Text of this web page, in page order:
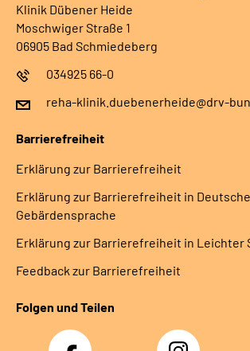
Klinik Dübener Heide
Moschwiger Straße 1
06905 Bad Schmiedeberg
034925 66-0
reha-klinik.duebenerheide@drv-
Barrierefreiheit
Erklärung zur Barrierefreiheit
Erklärung zur Barrierefreiheit in
Gebärdensprache
Erklärung zur Barrierefreiheit in Leichter
Feedback zur Barrierefreiheit
Folgen und Teilen
Facebook Instagram